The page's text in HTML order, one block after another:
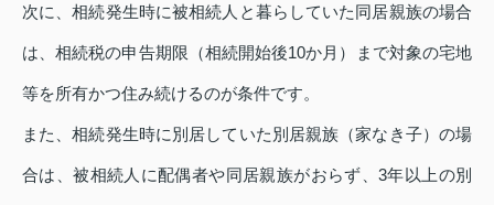
次に、相続発生時に被相続人と暮らしていた同居親族の場合
は、相続税の申告期限（相続開始後10か月）まで対象の宅地
等を所有かつ住み続けるのが条件です。
また、相続発生時に別居していた別居親族（家なき子）の場
合は、被相続人に配偶者や同居親族がおらず、3年以上の別